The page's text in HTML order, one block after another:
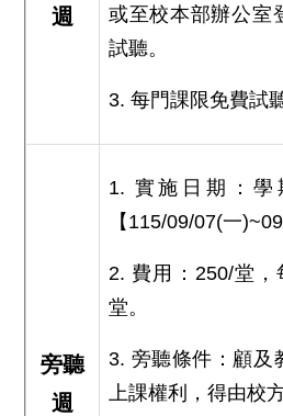
週
或至校本部辦公室
試聽。
3. 每門課限免費試
旁聽
週
1. 實施日期：
【115/09/07(一
2. 費用：250/堂
堂。
3. 旁聽條件：顧及
上課權利，得由校